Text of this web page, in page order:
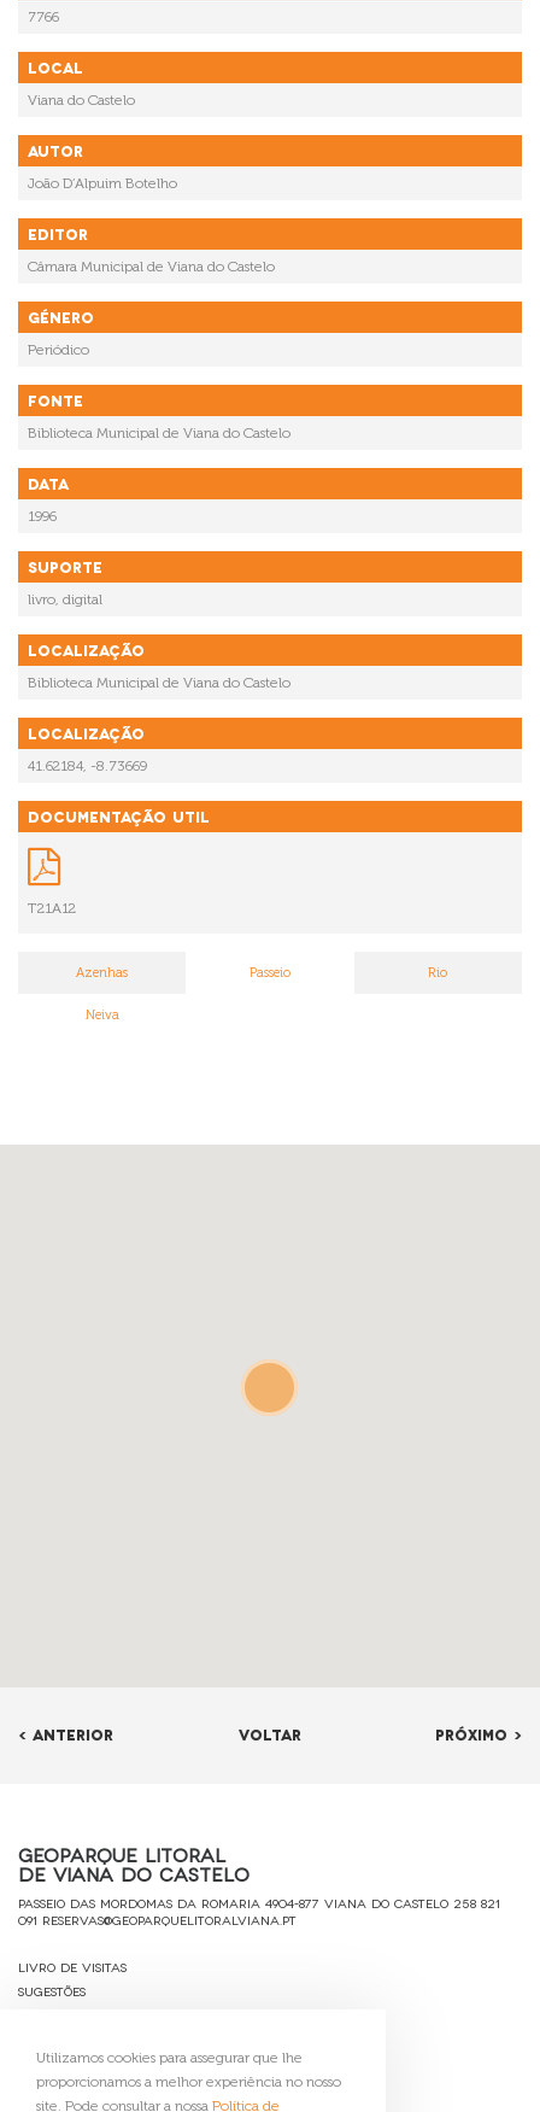
7766
Local
Viana do Castelo
Autor
João D’Alpuim Botelho
Editor
Câmara Municipal de Viana do Castelo
Género
Periódico
Fonte
Biblioteca Municipal de Viana do Castelo
Data
1996
Suporte
livro, digital
Localização
Biblioteca Municipal de Viana do Castelo
Localização
41.62184, -8.73669
Documentação Util
T21A12
Azenhas Passeio Rio
Neiva
< ANTERIOR VOLTAR PRÓXIMO >
Geoparque Litoral
de Viana do Castelo
Passeio das Mordomas da Romaria 4904-877 Viana do Castelo 258 821
091 reservas@geoparquelitoralviana.pt
Livro de Visitas
Sugestões
Contactos
Gerir Cookies
Utilizamos cookies para assegurar que lhe
proporcionamos a melhor experiência no nosso
site. Pode consultar a nossa Política de